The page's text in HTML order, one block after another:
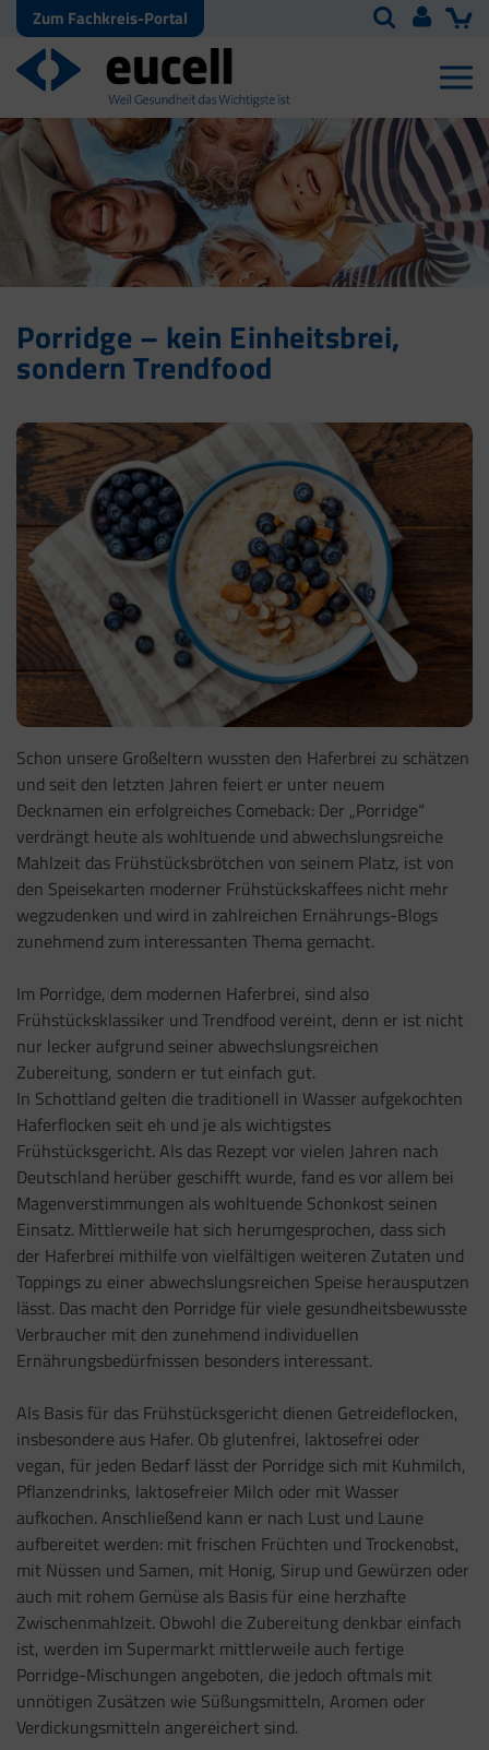
Zum Fachkreis-Portal
Porridge – kein Einheitsbrei,
sondern Trendfood
Schon unsere Großeltern wussten den Haferbrei zu schätzen
und seit den letzten Jahren feiert er unter neuem
Decknamen ein erfolgreiches Comeback: Der „Porridge“
verdrängt heute als wohltuende und abwechslungsreiche
Mahlzeit das Frühstücksbrötchen von seinem Platz, ist von
den Speisekarten moderner Frühstückskaffees nicht mehr
wegzudenken und wird in zahlreichen Ernährungs-Blogs
zunehmend zum interessanten Thema gemacht.
Im Porridge, dem modernen Haferbrei, sind also
Frühstücksklassiker und Trendfood vereint, denn er ist nicht
nur lecker aufgrund seiner abwechslungsreichen
Zubereitung, sondern er tut einfach gut.
In Schottland gelten die traditionell in Wasser aufgekochten
Haferflocken seit eh und je als wichtigstes
Frühstücksgericht. Als das Rezept vor vielen Jahren nach
Deutschland herüber geschifft wurde, fand es vor allem bei
Magenverstimmungen als wohltuende Schonkost seinen
Einsatz. Mittlerweile hat sich herumgesprochen, dass sich
der Haferbrei mithilfe von vielfältigen weiteren Zutaten und
Toppings zu einer abwechslungsreichen Speise herausputzen
lässt. Das macht den Porridge für viele gesundheitsbewusste
Verbraucher mit den zunehmend individuellen
Ernährungsbedürfnissen besonders interessant.
Als Basis für das Frühstücksgericht dienen Getreideflocken,
insbesondere aus Hafer. Ob glutenfrei, laktosefrei oder
vegan, für jeden Bedarf lässt der Porridge sich mit Kuhmilch,
Pflanzendrinks, laktosefreier Milch oder mit Wasser
aufkochen. Anschließend kann er nach Lust und Laune
aufbereitet werden: mit frischen Früchten und Trockenobst,
mit Nüssen und Samen, mit Honig, Sirup und Gewürzen oder
auch mit rohem Gemüse als Basis für eine herzhafte
Zwischenmahlzeit. Obwohl die Zubereitung denkbar einfach
ist, werden im Supermarkt mittlerweile auch fertige
Porridge-Mischungen angeboten, die jedoch oftmals mit
unnötigen Zusätzen wie Süßungsmitteln, Aromen oder
Verdickungsmitteln angereichert sind.